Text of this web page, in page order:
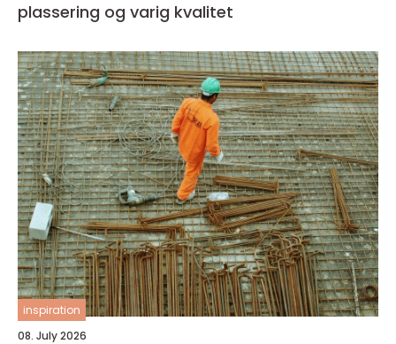
plassering og varig kvalitet
inspiration
08. July 2026